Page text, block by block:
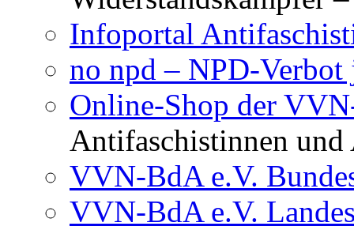
Infoportal
no npd – NPD-Verbot
Online-Shop der
Antifaschistinnen und
VVN-BdA e.V.
VVN-BdA e.V.